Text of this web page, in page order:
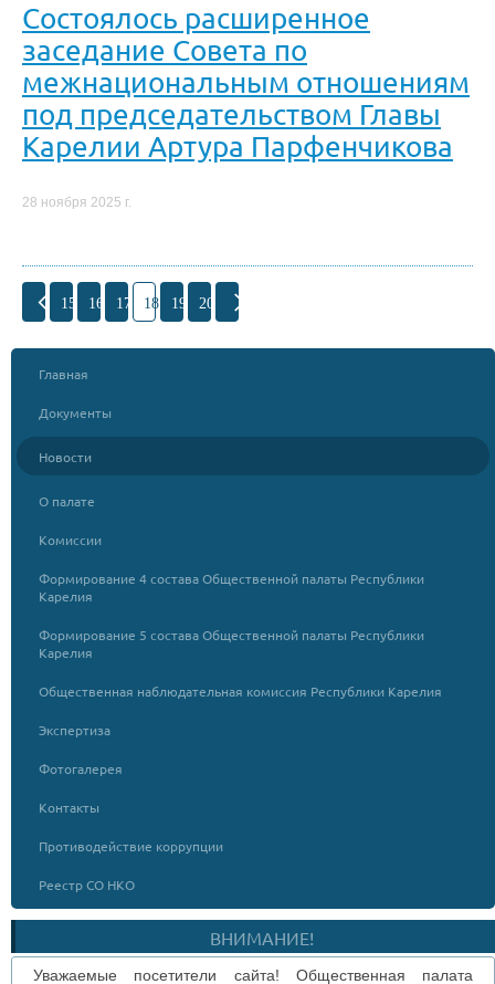
Состоялось расширенное
заседание Совета по
межнациональным отношениям
под председательством Главы
Карелии Артура Парфенчикова
28 ноября 2025 г.
15 16 17 18 19 20
Главная
Документы
Новости
О палате
Комиссии
Формирование 4 состава Общественной палаты Республики
Карелия
Формирование 5 состава Общественной палаты Республики
Карелия
Общественная наблюдательная комиссия Республики Карелия
Экспертиза
Фотогалерея
Контакты
Противодействие коррупции
Реестр СО НКО
ВНИМАНИЕ!
Уважаемые посетители сайта! Общественная палата